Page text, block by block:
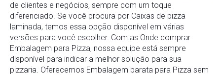
de clientes e negócios, sempre com um toque
diferenciado. Se você procura por Caixas de pizza
laminada, temos essa opção disponível em várias
versões para você escolher. Com as Onde comprar
Embalagem para Pizza, nossa equipe está sempre
disponível para indicar a melhor solução para sua
pizzaria. Oferecemos Embalagem barata para Pizza sem